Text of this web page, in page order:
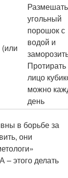
Размешать
угольный
порошок с
водой и
Протирать
лицо
можно
день
в борьбе за
они
– этого делать